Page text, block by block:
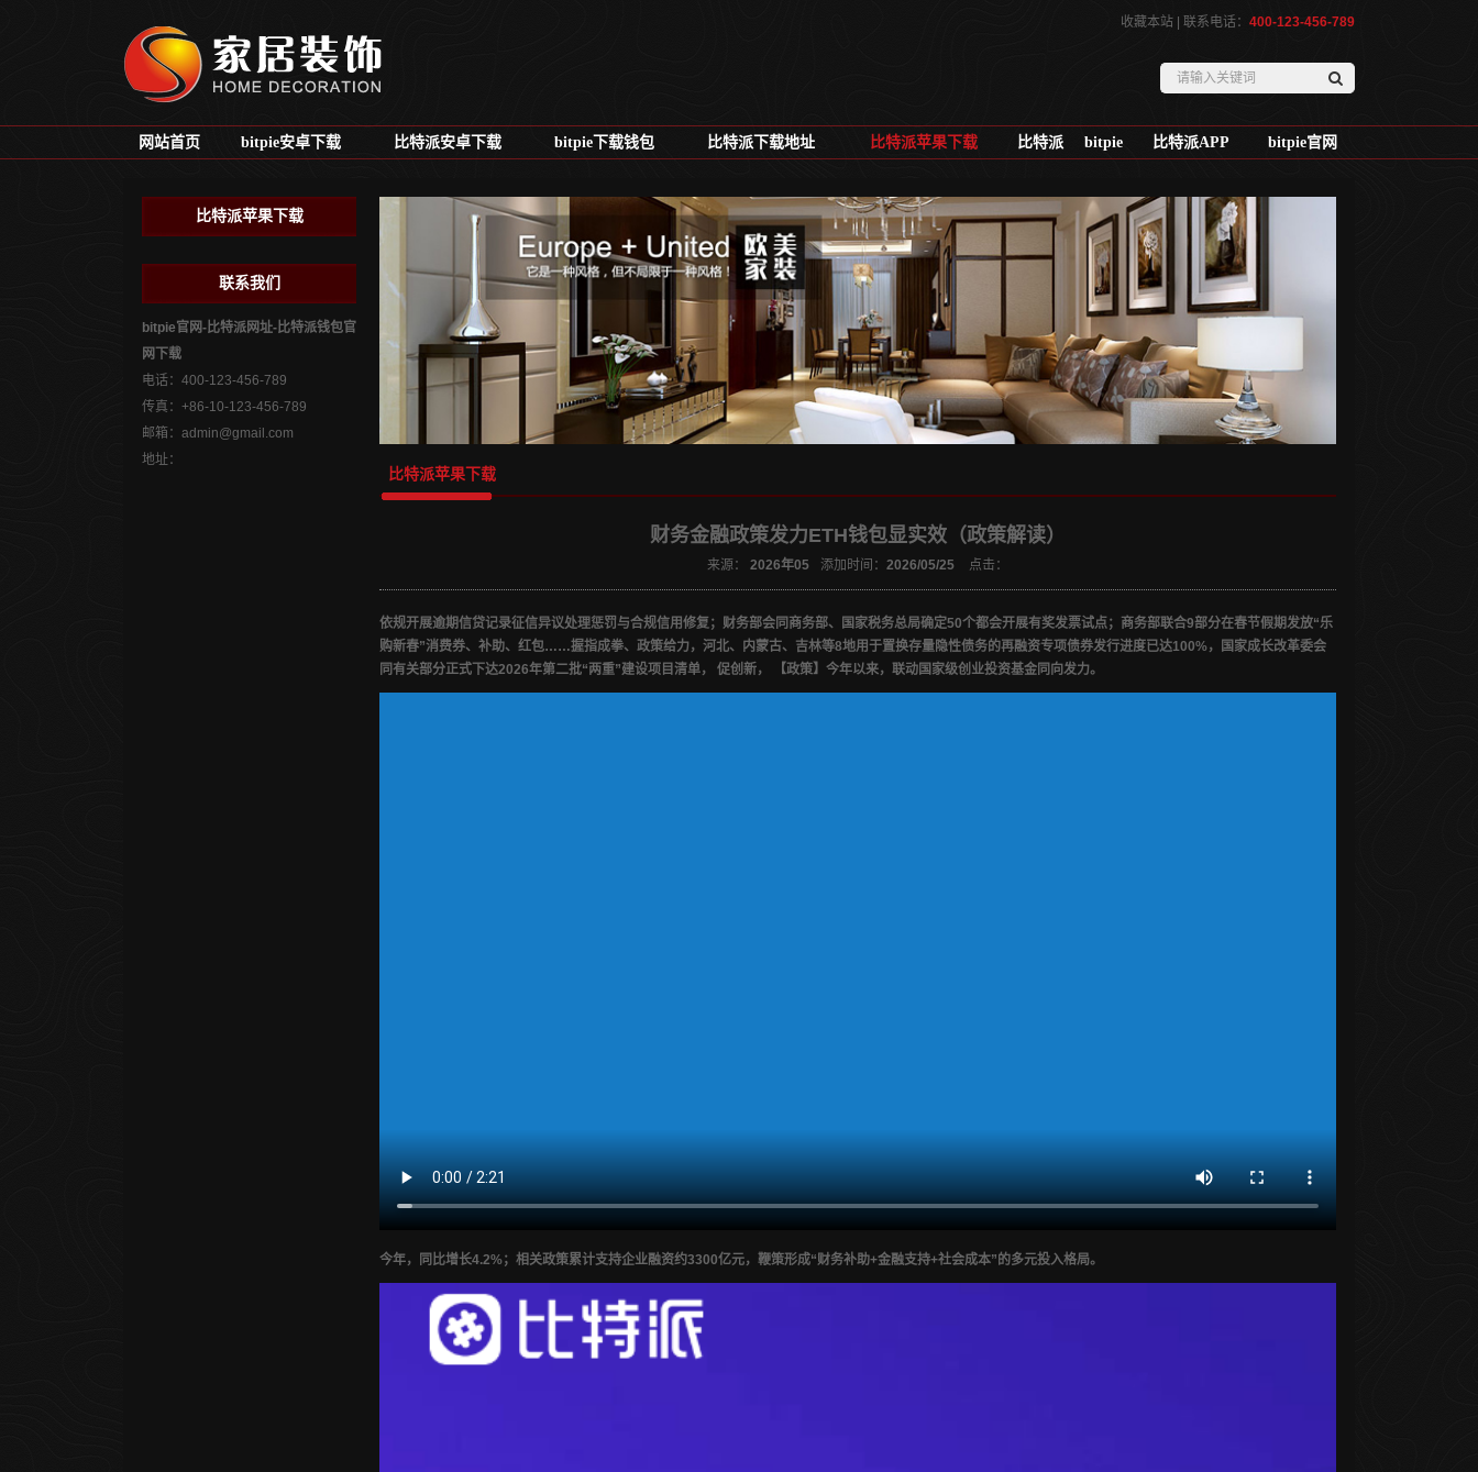
收藏本站 | 联系电话： 400-123-456-789
网站首页 bitpie安卓下载 比特派安卓下载 bitpie下载钱包 比特派下载地址 比特派苹果下载 比特派 bitpie 比特派APP bitpie官网
比特派苹果下载
联系我们
bitpie官网-比特派网址-比特派钱包官
网下载
电话：400-123-456-789
传真：+86-10-123-456-789
邮箱： admin@gmail.com
地址：
比特派苹果下载
财务金融政策发力ETH钱包显实效（政策解读）
来源： 2026年05 添加时间：2026/05/25 点击：
依规开展逾期信贷记录征信异议处理惩罚与合规信用修复；财务部会同商务部、国家税务总局确定50个都会开展有奖发票试点；商务部联合9部分在春节假期发放“乐
购新春”消费券、补助、红包……握指成拳、政策给力，河北、内蒙古、吉林等8地用于置换存量隐性债务的再融资专项债券发行进度已达100%，国家成长改革委会
同有关部分正式下达2026年第二批“两重”建设项目清单， 促创新， 【政策】今年以来，联动国家级创业投资基金同向发力。
今年，同比增长4.2%；相关政策累计支持企业融资约3300亿元，鞭策形成“财务补助+金融支持+社会成本”的多元投入格局。